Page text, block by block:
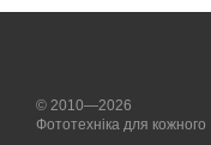
© 2010—2026
Фототехніка для кожного